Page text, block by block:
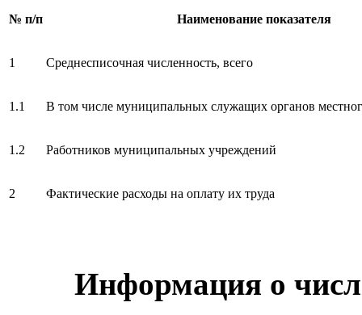
№ п/п Наименование показателя
1 Среднесписочная численность, всего
1.1 В том числе муниципальных служащих органов
1.2 Работников муниципальных учреждений
2 Фактические расходы на оплату их труда
Информация о